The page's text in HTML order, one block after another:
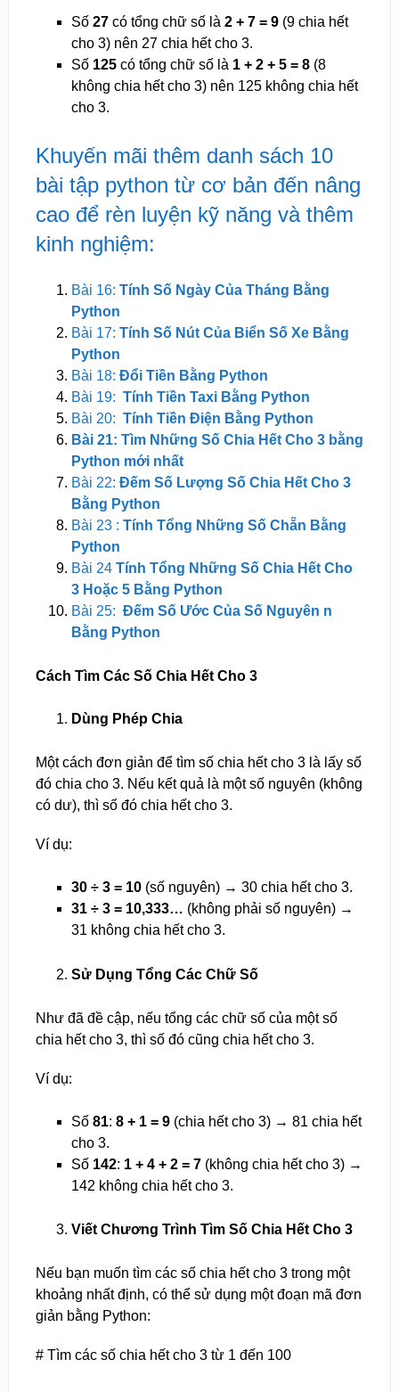
Số 27có tổng chữ số là 2 + 7 = 9(9 chia hết
cho 3) nên 27 chia hết cho 3.
Số 125có tổng chữ số là 1 + 2 + 5 = 8(8
không chia hết cho 3) nên 125 không chia hết
cho 3.
Khuyến mãi thêm danh sách 10
bài tập python từ cơ bản đến nâng
cao để rèn luyện kỹ năng và thêm
kinh nghiệm:
Bài 16: Tính Số Ngày Của Tháng Bằng
Python
Bài 17: Tính Số Nút Của Biển Số Xe Bằng
Python
Bài 18: Đổi Tiền Bằng Python
Bài 19: Tính Tiền Taxi Bằng Python
Bài 20: Tính Tiền Điện Bằng Python
Bài 21: Tìm Những Số Chia Hết Cho 3 bằng
Python mới nhất
Bài 22: Đếm Số Lượng Số Chia Hết Cho 3
Bằng Python
Bài 23 : Tính Tổng Những Số Chẵn Bằng
Python
Bài 24 Tính Tổng Những Số Chia Hết Cho
3 Hoặc 5 Bằng Python
Bài 25: Đếm Số Ước Của Số Nguyên n
Bằng Python
Cách Tìm Các Số Chia Hết Cho 3
Dùng Phép Chia
Một cách đơn giản để tìm số chia hết cho 3 là lấy số
đó chia cho 3. Nếu kết quả là một số nguyên (không
có dư), thì số đó chia hết cho 3.
Ví dụ:
30 ÷ 3 = 10(số nguyên) → 30 chia hết cho 3.
31 ÷ 3 = 10,333… (không phải số nguyên) →
31 không chia hết cho 3.
Sử Dụng Tổng Các Chữ Số
Như đã đề cập, nếu tổng các chữ số của một số
chia hết cho 3, thì số đó cũng chia hết cho 3.
Ví dụ:
Số 81: 8 + 1 = 9(chia hết cho 3) → 81 chia hết
cho 3.
Số 142: 1 + 4 + 2 = 7(không chia hết cho 3) →
142 không chia hết cho 3.
Viết Chương Trình Tìm Số Chia Hết Cho 3
Nếu bạn muốn tìm các số chia hết cho 3 trong một
khoảng nhất định, có thể sử dụng một đoạn mã đơn
giản bằng Python:
# Tìm các số chia hết cho 3 từ 1 đến 100